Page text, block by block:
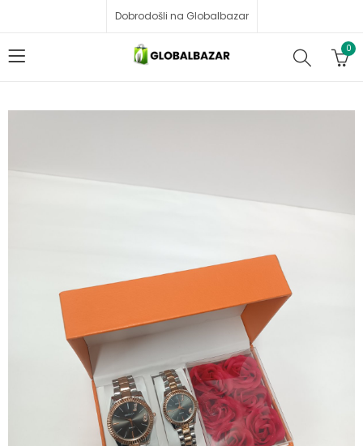
Dobrodošli na Globalbazar
0